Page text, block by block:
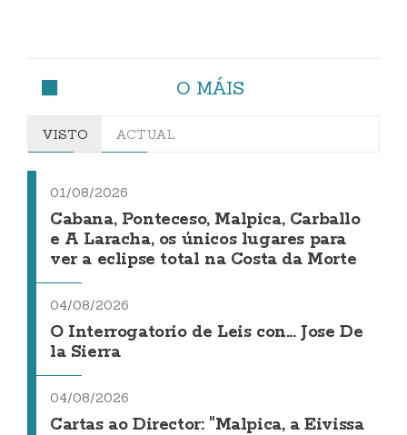
O MÁIS
VISTO ACTUAL
01/08/2026
Cabana, Ponteceso, Malpica, Carballo
e A Laracha, os únicos lugares para
ver a eclipse total na Costa da Morte
04/08/2026
O Interrogatorio de Leis con... Jose De
la Sierra
04/08/2026
Cartas ao Director: "Malpica, a Eivissa